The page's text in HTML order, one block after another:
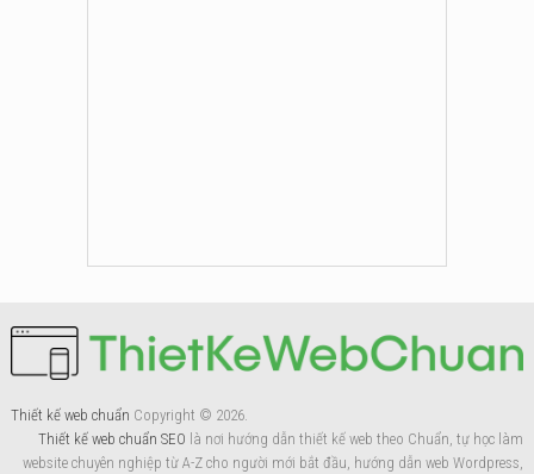
Thiết kế web chuẩn Copyright © 2026.
Thiết kế web chuẩn SEO là nơi hướng dẫn thiết kế web theo Chuẩn, tự học làm
website chuyên nghiệp từ A-Z cho người mới bắt đầu, hướng dẫn web Wordpress,